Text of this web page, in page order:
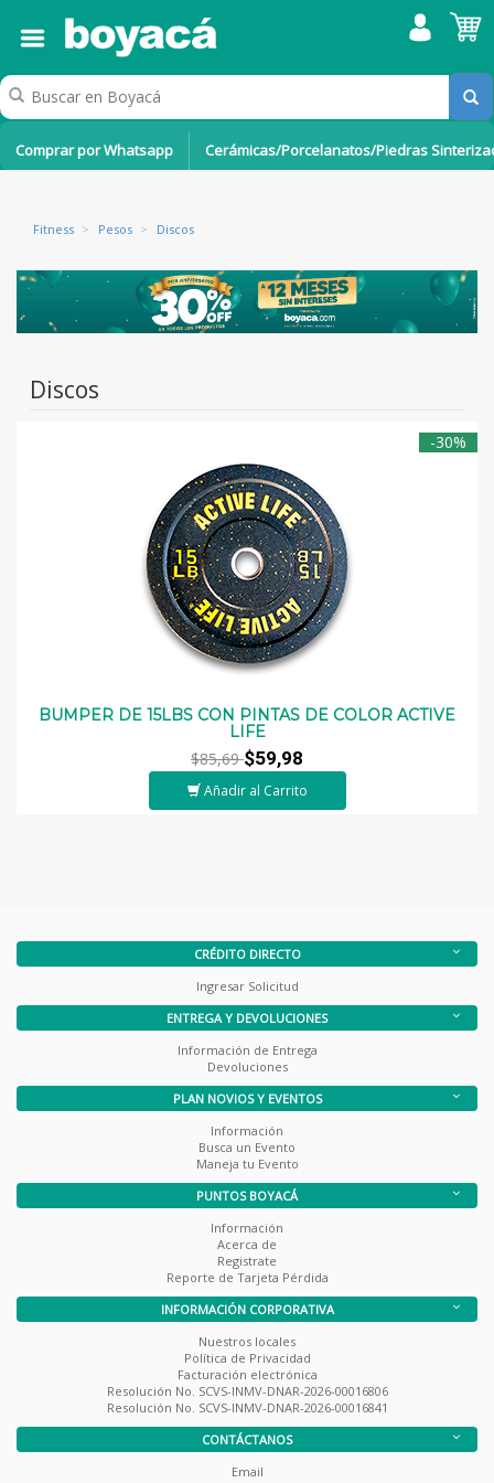
Comprar por Whatsapp Cerámicas/Porcelanatos/Piedras
Fitness > Pesos > Discos
Discos
-30%
BUMPER DE 15LBS CON PINTAS DE COLOR ACTIVE
LIFE
$85,69$59,98
Añadir al Carrito
CRÉDITO DIRECTO
Ingresar Solicitud
ENTREGA Y DEVOLUCIONES
Información de Entrega
Devoluciones
PLAN NOVIOS Y EVENTOS
Información
Busca un Evento
Maneja tu Evento
PUNTOS BOYACÁ
Información
Acerca de
Registrate
Reporte de Tarjeta Pérdida
INFORMACIÓN CORPORATIVA
Nuestros locales
Política de Privacidad
Facturación electrónica
Resolución No. SCVS-INMV-DNAR-2026-00016806
Resolución No. SCVS-INMV-DNAR-2026-00016841
CONTÁCTANOS
Email